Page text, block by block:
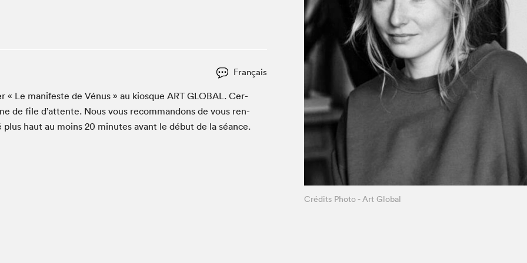
Le Salon dans ta classe
Liseur Public
Matinées scolaires Hydro-Québec
À propos du Salon
Liste des exposant·e·s
Liste des auteur·rice·s
Français
Le man­i­feste de Vénus » au kiosque ART GLOB­AL. Cer­
de file d’at­tente. Nous vous recom­man­dons de vous ren­
plus haut au moins 20 min­utes avant le début de la séance.
Crédits Photo - Art Global